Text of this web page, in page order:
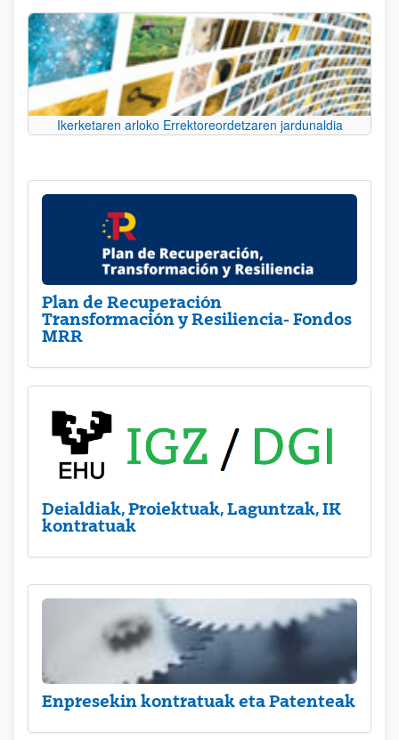
Ikerketaren arloko Errektoreordetzaren jardunaldia
Plan de Recuperación
Transformación y Resiliencia- Fondos
MRR
Deialdiak, Proiektuak, Laguntzak, IK
kontratuak
Enpresekin kontratuak eta Patenteak